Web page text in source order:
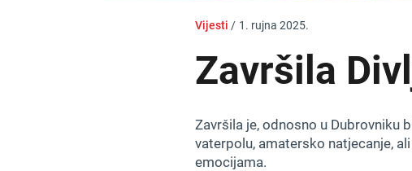
Vijesti / 1. rujna 2025.
Završila
Završila je, odnosno u Dubrovniku
vaterpolu, amatersko natjecanje,
emocijama.